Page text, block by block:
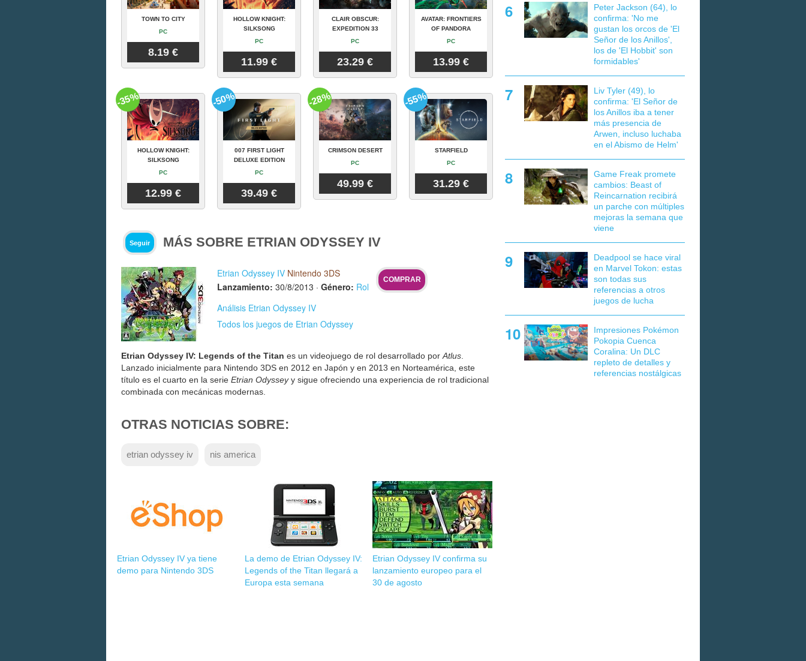
TOWN TO CITY
PC
8.19 €
HOLLOW KNIGHT:
SILKSONG
PC
11.99 €
CLAIR OBSCUR:
EXPEDITION 33
PC
23.29 €
AVATAR: FRONTIERS
OF PANDORA
PC
13.99 €
HOLLOW KNIGHT:
SILKSONG
PC
12.99 €
-35%
007 FIRST LIGHT
DELUXE EDITION
PC
39.49 €
-50%
CRIMSON DESERT
PC
49.99 €
-28%
STARFIELD
PC
31.29 €
-55%
Seguir MÁS SOBRE ETRIAN ODYSSEY IV
Etrian Odyssey IV Nintendo 3DS
Lanzamiento: 30/8/2013 · Género: Rol
COMPRAR
Análisis Etrian Odyssey IV
Todos los juegos de Etrian Odyssey
Etrian Odyssey IV: Legends of the Titan es un videojuego de rol desarrollado por Atlus
Lanzado inicialmente para Nintendo 3DS en 2012 en Japón y en 2013 en Norteamérica, este
título es el cuarto en la serie Etrian Odysseyy sigue ofreciendo una experiencia de rol tradicional
combinada con mecánicas modernas.
OTRAS NOTICIAS SOBRE:
etrian odyssey iv nis america
Etrian Odyssey IV ya tiene
demo para Nintendo 3DS
La demo de Etrian Odyssey IV:
Legends of the Titan llegará a
Europa esta semana
Etrian Odyssey IV confirma su
lanzamiento europeo para el
30 de agosto
Peter Jackson (64), lo
confirma: 'No me
gustan los orcos de 'El
Señor de los Anillos',
los de 'El Hobbit' son
formidables'
Liv Tyler (49), lo
confirma: 'El Señor de
los Anillos iba a tener
más presencia de
Arwen, incluso luchaba
en el Abismo de Helm'
Game Freak promete
cambios: Beast of
Reincarnation recibirá
un parche con múltiples
mejoras la semana que
viene
Deadpool se hace viral
en Marvel Tokon: estas
son todas sus
referencias a otros
juegos de lucha
Impresiones Pokémon
Pokopia Cuenca
Coralina: Un DLC
repleto de detalles y
referencias nostálgicas